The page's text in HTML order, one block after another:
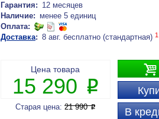
Гарантия: 12 месяцев
Наличие: менее 5 единиц
Оплата:
Доставка: 8 авг. бесплатно (стандартная) 1

В
Цена товара
15 290 P
Старая цена:21 990P